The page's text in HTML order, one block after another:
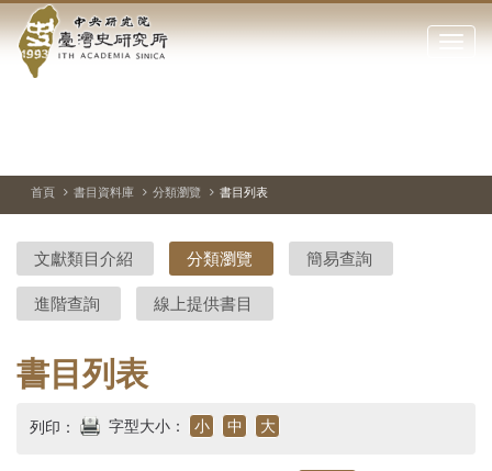
到中
央
院-
臺
灣
史
研
究
點
閉
站
停、
圖
圖
結
首頁 書目資料庫 分類瀏覽 書目列表
文獻類目介紹 分類瀏覽 簡易查詢
進階查詢 線上提供書目
書目列表
列印： 字型大小： 小 中 大